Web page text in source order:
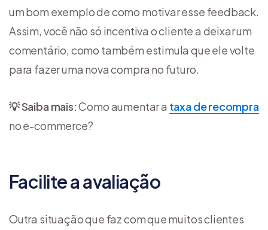
um bom exemplo de como motivar esse feedback.
Assim, você não só incentiva o cliente a deixar um
comentário, como também estimula que ele volte
para fazer uma nova compra no futuro.
💡 Saiba mais:Como aumentar a taxa de recompra
no e-commerce?
Facilite a avaliação
Outra situação que faz com que muitos clientes